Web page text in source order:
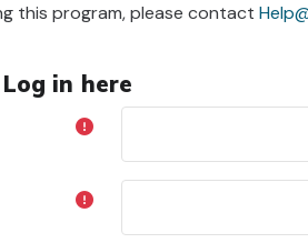
this program, please contact
in here